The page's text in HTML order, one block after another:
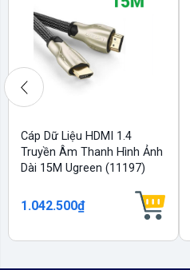
Cáp Dữ Liệu HDMI 1.4
Truyền Âm Thanh Hình Ảnh
Dài 15M Ugreen (11197)
1.042.500₫